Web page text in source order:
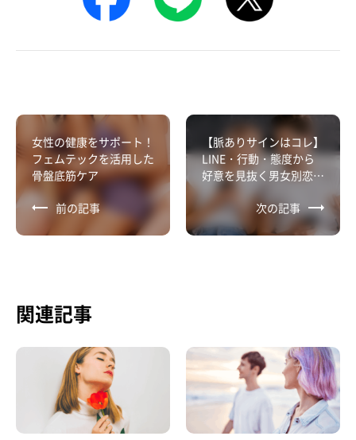
女性の健康をサポート！
フェムテックを活用した
骨盤底筋ケア
前の記事
【脈ありサインはコレ】
LINE・行動・態度から
好意を見抜く男女別恋愛
テクニック
次の記事
関連記事